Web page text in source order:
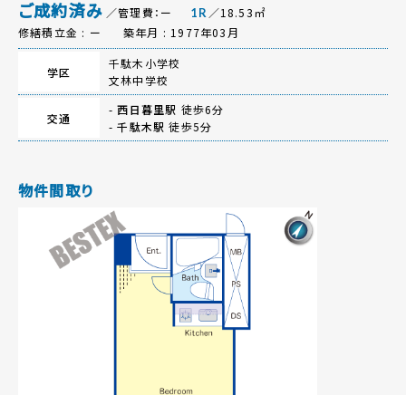
ご成約済み ／管理費：ー 1R ／18.53㎡
修繕積立金 : ー
築年月 : 1977年03月
学区
千駄木小学校
文林中学校
交通
-西日暮里駅 徒歩6分
-千駄木駅 徒歩5分
物件間取り